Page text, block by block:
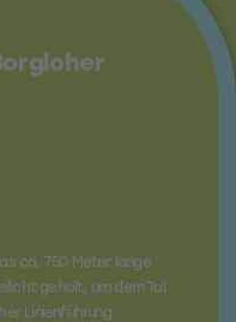
ca. 750 Meter lange
geholt, um dem Tal
Linienführung